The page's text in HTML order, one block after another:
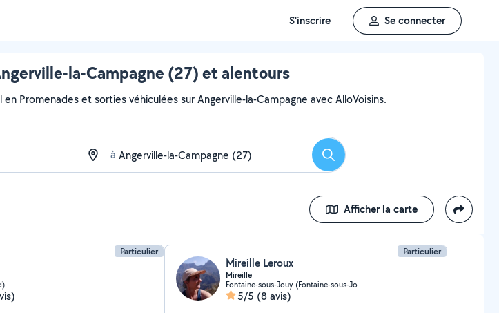
S'inscrire Se connecter
la-Campagne (27) et alentours
Promenades et sorties véhiculées sur Angerville-la-Campagne avec AlloVoisins.
à Rechercher
Afficher la carte
Particulier Particulier
Mireille Leroux
Mireille
Fontaine-sous-Jouy (Fontaine-sous-Jouy)
5/5 (8 avis)